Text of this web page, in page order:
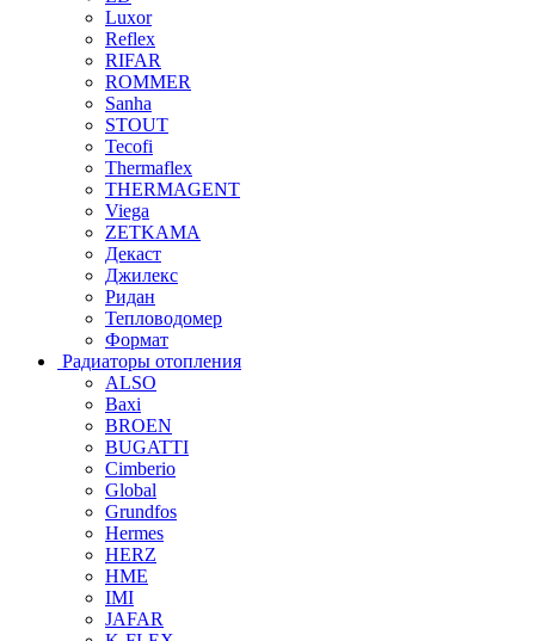
Luxor
Reflex
RIFAR
ROMMER
Sanha
STOUT
Tecofi
Thermaflex
THERMAGENT
Viega
ZETKAMA
Декаст
Джилекс
Ридан
Тепловодомер
Формат
Радиаторы отопления
ALSO
Baxi
BROEN
BUGATTI
Cimberio
Global
Grundfos
Hermes
HERZ
HME
IMI
JAFAR